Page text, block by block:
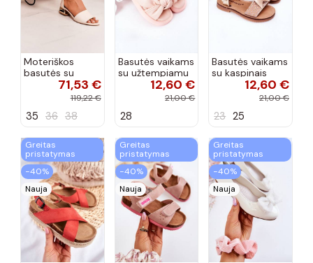
Moteriškos
basutės su
aukso spalvos
kulniukais Laura
spalvos
71,53 €
119,22 €
35 36 38
Basutės vaikams
su užtempiamu
užsegimu
rožinės spalvos
12,60 €
21,00 €
28
Basutės vaikams
su kaspinais
aukso spalvos
12,60 €
21,00 €
23 25
Greitas
pristatymas
−40%
Nauja
Greitas
pristatymas
−40%
Nauja
Greitas
pristatymas
−40%
Nauja